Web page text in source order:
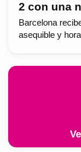
2 con una
Barcelona
asequible y